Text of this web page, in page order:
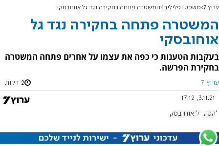
ערוץ 7 משפט ופלילים המשטרה פתחה בחקירה נגד גל אוחובסקי
המשטרה פתחה בחקירה נגד גל
אוחובסקי
בעקבות הטענות כי כפה את עצמו על אחרים פתחה המשטרה
בחקירת הפרשה.
ערוץ 7 2 דקות
3.11.21, 17:12
להט"ב גל אוחובסקי